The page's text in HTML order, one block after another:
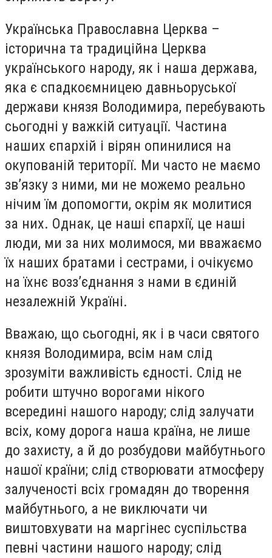
Українська Православна Церква –
історична та традиційна Церква
українського народу, як і наша держава,
яка є спадкоємницею давньоруської
держави князя Володимира, перебувають
сьогодні у важкій ситуації. Частина
наших єпархій і вірян опинилися на
окупованій території. Ми часто не маємо
зв’язку з ними, ми не можемо реально
нічим їм допомогти, окрім як молитися
за них. Однак, це наші єпархії, це наші
люди, ми за них молимося, ми вважаємо
їх наших братами і сестрами, і очікуємо
на їхнє возз’єднання з нами в єдиній
незалежній Україні.
Вважаю, що сьогодні, як і в часи святого
князя Володимира, всім нам слід
зрозуміти важливість єдності. Слід не
робити штучно ворогами нікого
всередині нашого народу; слід залучати
всіх, кому дорога наша країна, не лише
до захисту, а й до розбудови майбутнього
нашої країни; слід створювати атмосферу
залученості всіх громадян до творення
майбутнього, а не виключати чи
виштовхувати на маргінес суспільства
певні частини нашого народу; слід